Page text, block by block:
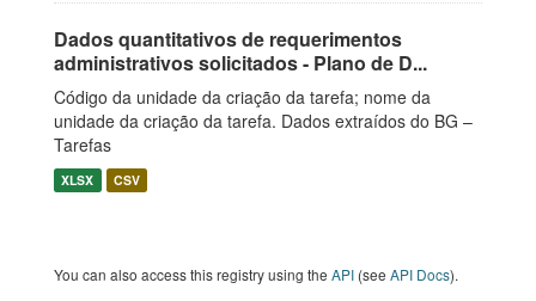
Dados quantitativos de requerimentos
administrativos solicitados - Plano de D...
Código da unidade da criação da tarefa; nome da
unidade da criação da tarefa. Dados extraídos do BG –
Tarefas
XLSX CSV
You can also access this registry using the API (see API Docs).